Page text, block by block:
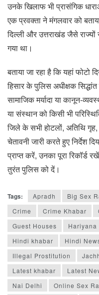
उनके खिलाफ भी प्रासंगिक
एक प्रवक्ता ने मंगलवार को
दिल्ली और उत्तराखंड जैसे राज्यों
गया था।
बताया जा रहा है कि यहां फोटो
हिसार के पुलिस अधीक्षक
सामाजिक मर्यादा या कानून-
या संस्थान को किसी भी
जिले के सभी होटलों, अतिथि
चेतावनी जारी करते हुए निर्देश
प्राप्त करें, उनका पूरा रिकॉर्ड
तुरंत पुलिस को दें।
Tags: Apradh Big Sex
Crime
Crime Khabar
Guest Houses
Hariyana
Hindi khabar
Hindi
Illegal Prostitution
Latest khabar
Latest
Nai Delhi
Online Sex